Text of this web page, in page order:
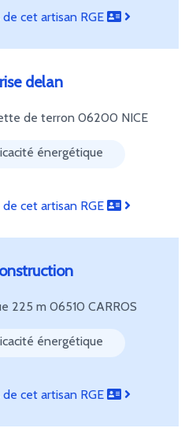
cet artisan RGE
delan
de terron 06200 NICE
énergétique
cet artisan RGE
225 m 06510 CARROS
énergétique
cet artisan RGE